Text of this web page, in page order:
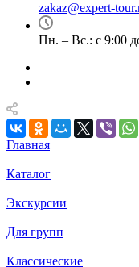
zakaz@expert-
Пн. – Вс.: с 9:00
Главная
—
Каталог
—
Экскурсии
—
Для групп
—
Классические